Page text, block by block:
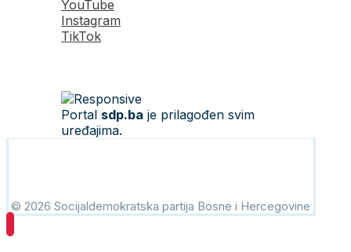
YouTube
Instagram
TikTok
Portal sdp.ba je prilagođen svim
uređajima.
© 2026 Socijaldemokratska partija Bosne i Hercegovine